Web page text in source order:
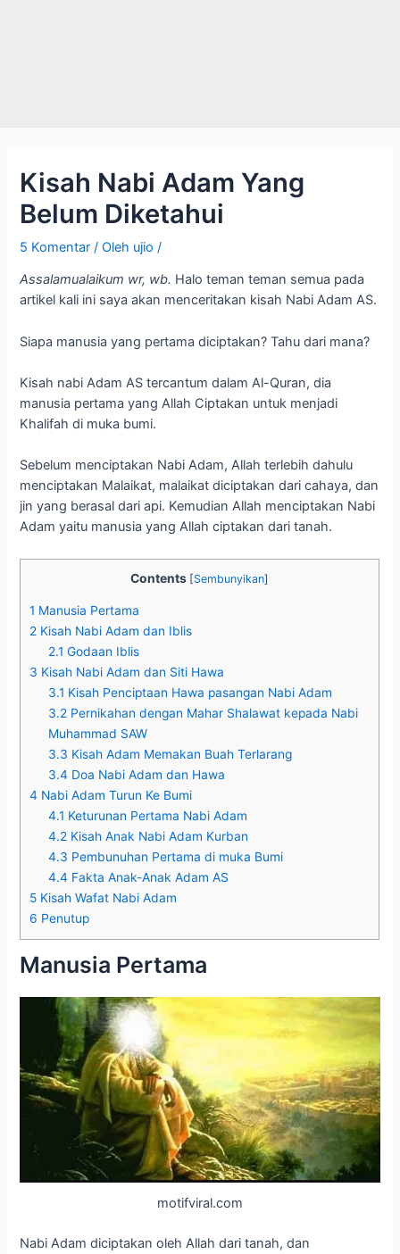
Kisah Nabi Adam Yang
Belum Diketahui
5 Komentar / Oleh ujio/
Assalamualaikum wr, wb. Halo teman teman semua pada
artikel kali ini saya akan menceritakan kisah Nabi Adam AS.
Siapa manusia yang pertama diciptakan? Tahu dari mana?
Kisah nabi Adam AS tercantum dalam Al-Quran, dia
manusia pertama yang Allah Ciptakan untuk menjadi
Khalifah di muka bumi.
Sebelum menciptakan Nabi Adam, Allah terlebih dahulu
menciptakan Malaikat, malaikat diciptakan dari cahaya, dan
jin yang berasal dari api. Kemudian Allah menciptakan Nabi
Adam yaitu manusia yang Allah ciptakan dari tanah.
Contents [Sembunyikan]
1 Manusia Pertama
2 Kisah Nabi Adam dan Iblis
2.1 Godaan Iblis
3 Kisah Nabi Adam dan Siti Hawa
3.1 Kisah Penciptaan Hawa pasangan Nabi Adam
3.2 Pernikahan dengan Mahar Shalawat kepada Nabi
Muhammad SAW
3.3 Kisah Adam Memakan Buah Terlarang
3.4 Doa Nabi Adam dan Hawa
4 Nabi Adam Turun Ke Bumi
4.1 Keturunan Pertama Nabi Adam
4.2 Kisah Anak Nabi Adam Kurban
4.3 Pembunuhan Pertama di muka Bumi
4.4 Fakta Anak-Anak Adam AS
5 Kisah Wafat Nabi Adam
6 Penutup
Manusia Pertama
motifviral.com
Nabi Adam diciptakan oleh Allah dari tanah, dan